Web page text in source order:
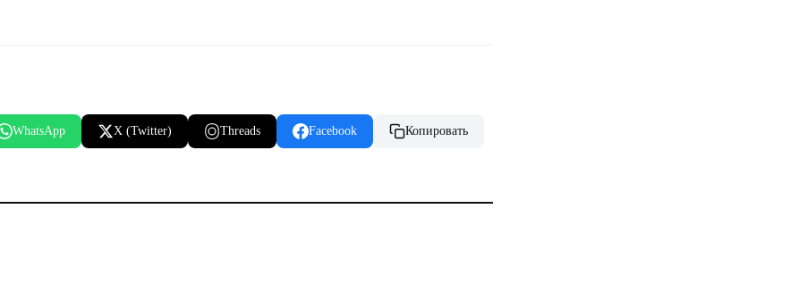
WhatsApp X (Twitter) Threads Facebook Копировать